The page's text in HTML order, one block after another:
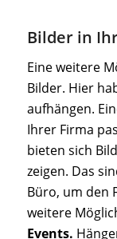
Bilder in
Eine weitere
Bilder. Hier
aufhängen.
Ihrer Firma
bieten sich
zeigen. Das
Büro, um den
weitere
Events.